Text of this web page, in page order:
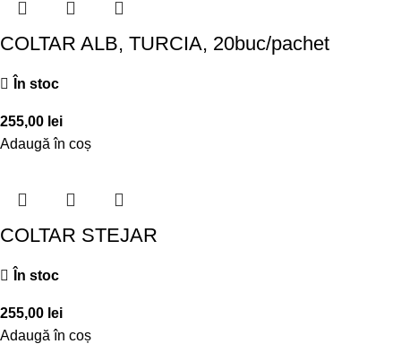
COLTAR ALB, TURCIA, 20buc/pachet
În stoc
255,00 lei
Adaugă în coș
COLTAR STEJAR
În stoc
255,00 lei
Adaugă în coș